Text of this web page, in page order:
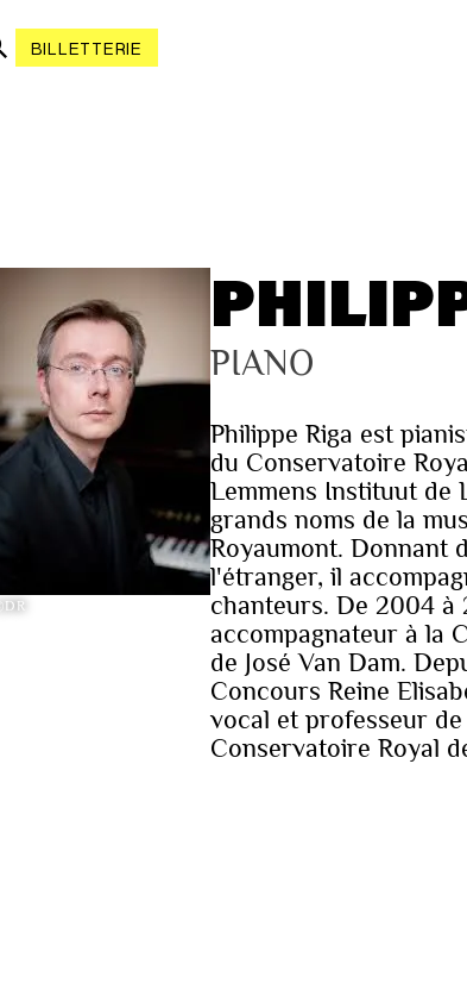
BILLETTERIE
©DR
PIANO
Philippe Riga est
du Conservatoire
Lemmens Instituut de
grands noms de la
Royaumont. Donnant
l'étranger, il
chanteurs. De 2004 à
accompagnateur à la
de José Van Dam.
Concours Reine
vocal et professeur de
Conservatoire Royal